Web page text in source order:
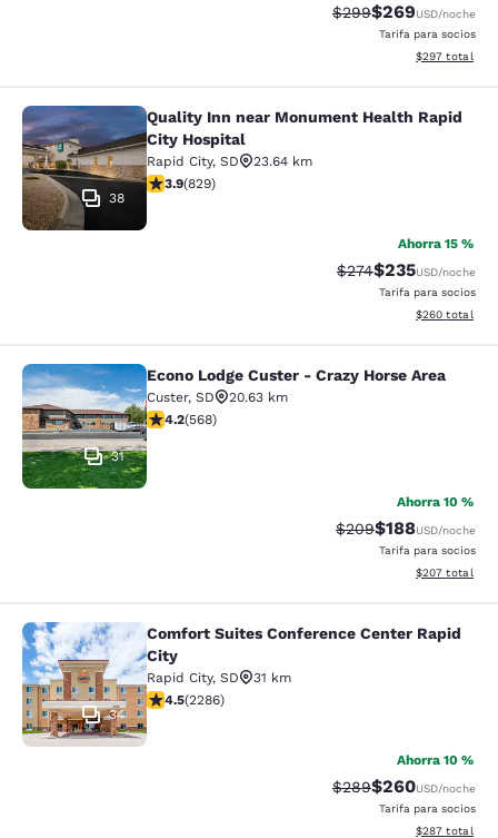
Tarifa tachada:
$299Tarifa reducida:
$269USD/noche
Tarifa para socios
Ver detalles
$297 total
Quality Inn near Monument Health
38
Quality Inn near Monument Health Rapid
City Hospital
Rapid City, SD
23.64 km
Calificación de 3.92 estrellas. Bueno. 829 reseñas
3.9(829)
Ahorra 15 %
Tarifa tachada:
$274Tarifa reducida:
$235USD/noche
Tarifa para socios
Ver detalles
$260 total
Econo Lodge Custer - Crazy Horse
31
Econo Lodge Custer - Crazy Horse Area
Custer, SD
20.63 km
Calificación de 4.24 estrellas. Excelente. 568 reseñas
4.2(568)
Ahorra 10 %
Tarifa tachada:
$209Tarifa reducida:
$188USD/noche
Tarifa para socios
Ver detalles
$207 total
Comfort Suites Conference Center
34
Comfort Suites Conference Center Rapid
City
Rapid City, SD
31 km
Calificación de 4.55 estrellas. Excelente. 2286
4.5(2286)
Ahorra 10 %
Tarifa tachada:
$289Tarifa reducida:
$260USD/noche
Tarifa para socios
Ver detalles
$287 total